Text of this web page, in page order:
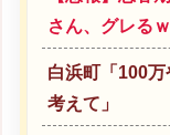
さん、グレる
白浜町「100
考えて」